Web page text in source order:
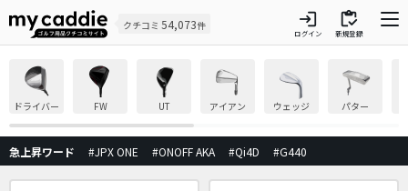
クチコミ 54,073件 login
ログイン
inventory
新規登録
ドライバー FW UT アイアン ウェッジ パター
急上昇ワード #JPX ONE #ONOFF AKA #Qi4D #G440